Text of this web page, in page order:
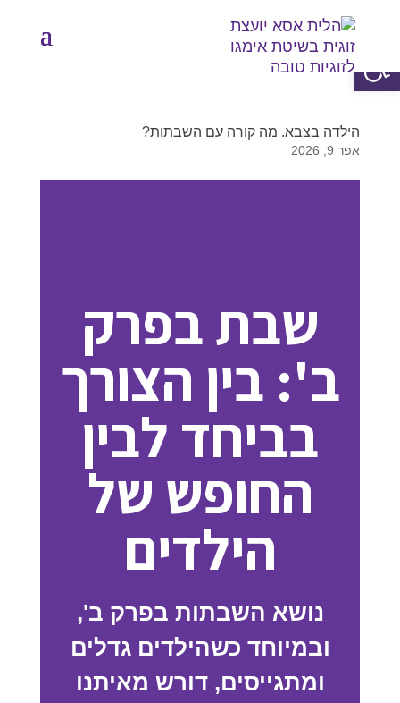
הילדה בצבא. מה קורה עם השבתות?
אפר 9, 2026
שבת בפרק
ב': בין הצורך
בביחד לבין
החופש של
הילדים
‫נושא השבתות בפרק ב',
ובמיוחד כשהילדים גדלים
ומתגייסים, דורש מאיתנו
פתח סרגל נגישות